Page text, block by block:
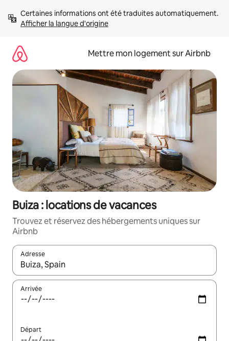
directement
Afficher la langue d'origine
Mettre mon logement sur Airbnb
Buiza : locations de vacances
Trouvez et réservez des hébergements uniques sur
Airbnb
Adresse
Lorsque les résultats s'affichent, utilisez les flèches vers le
Arrivée
Départ